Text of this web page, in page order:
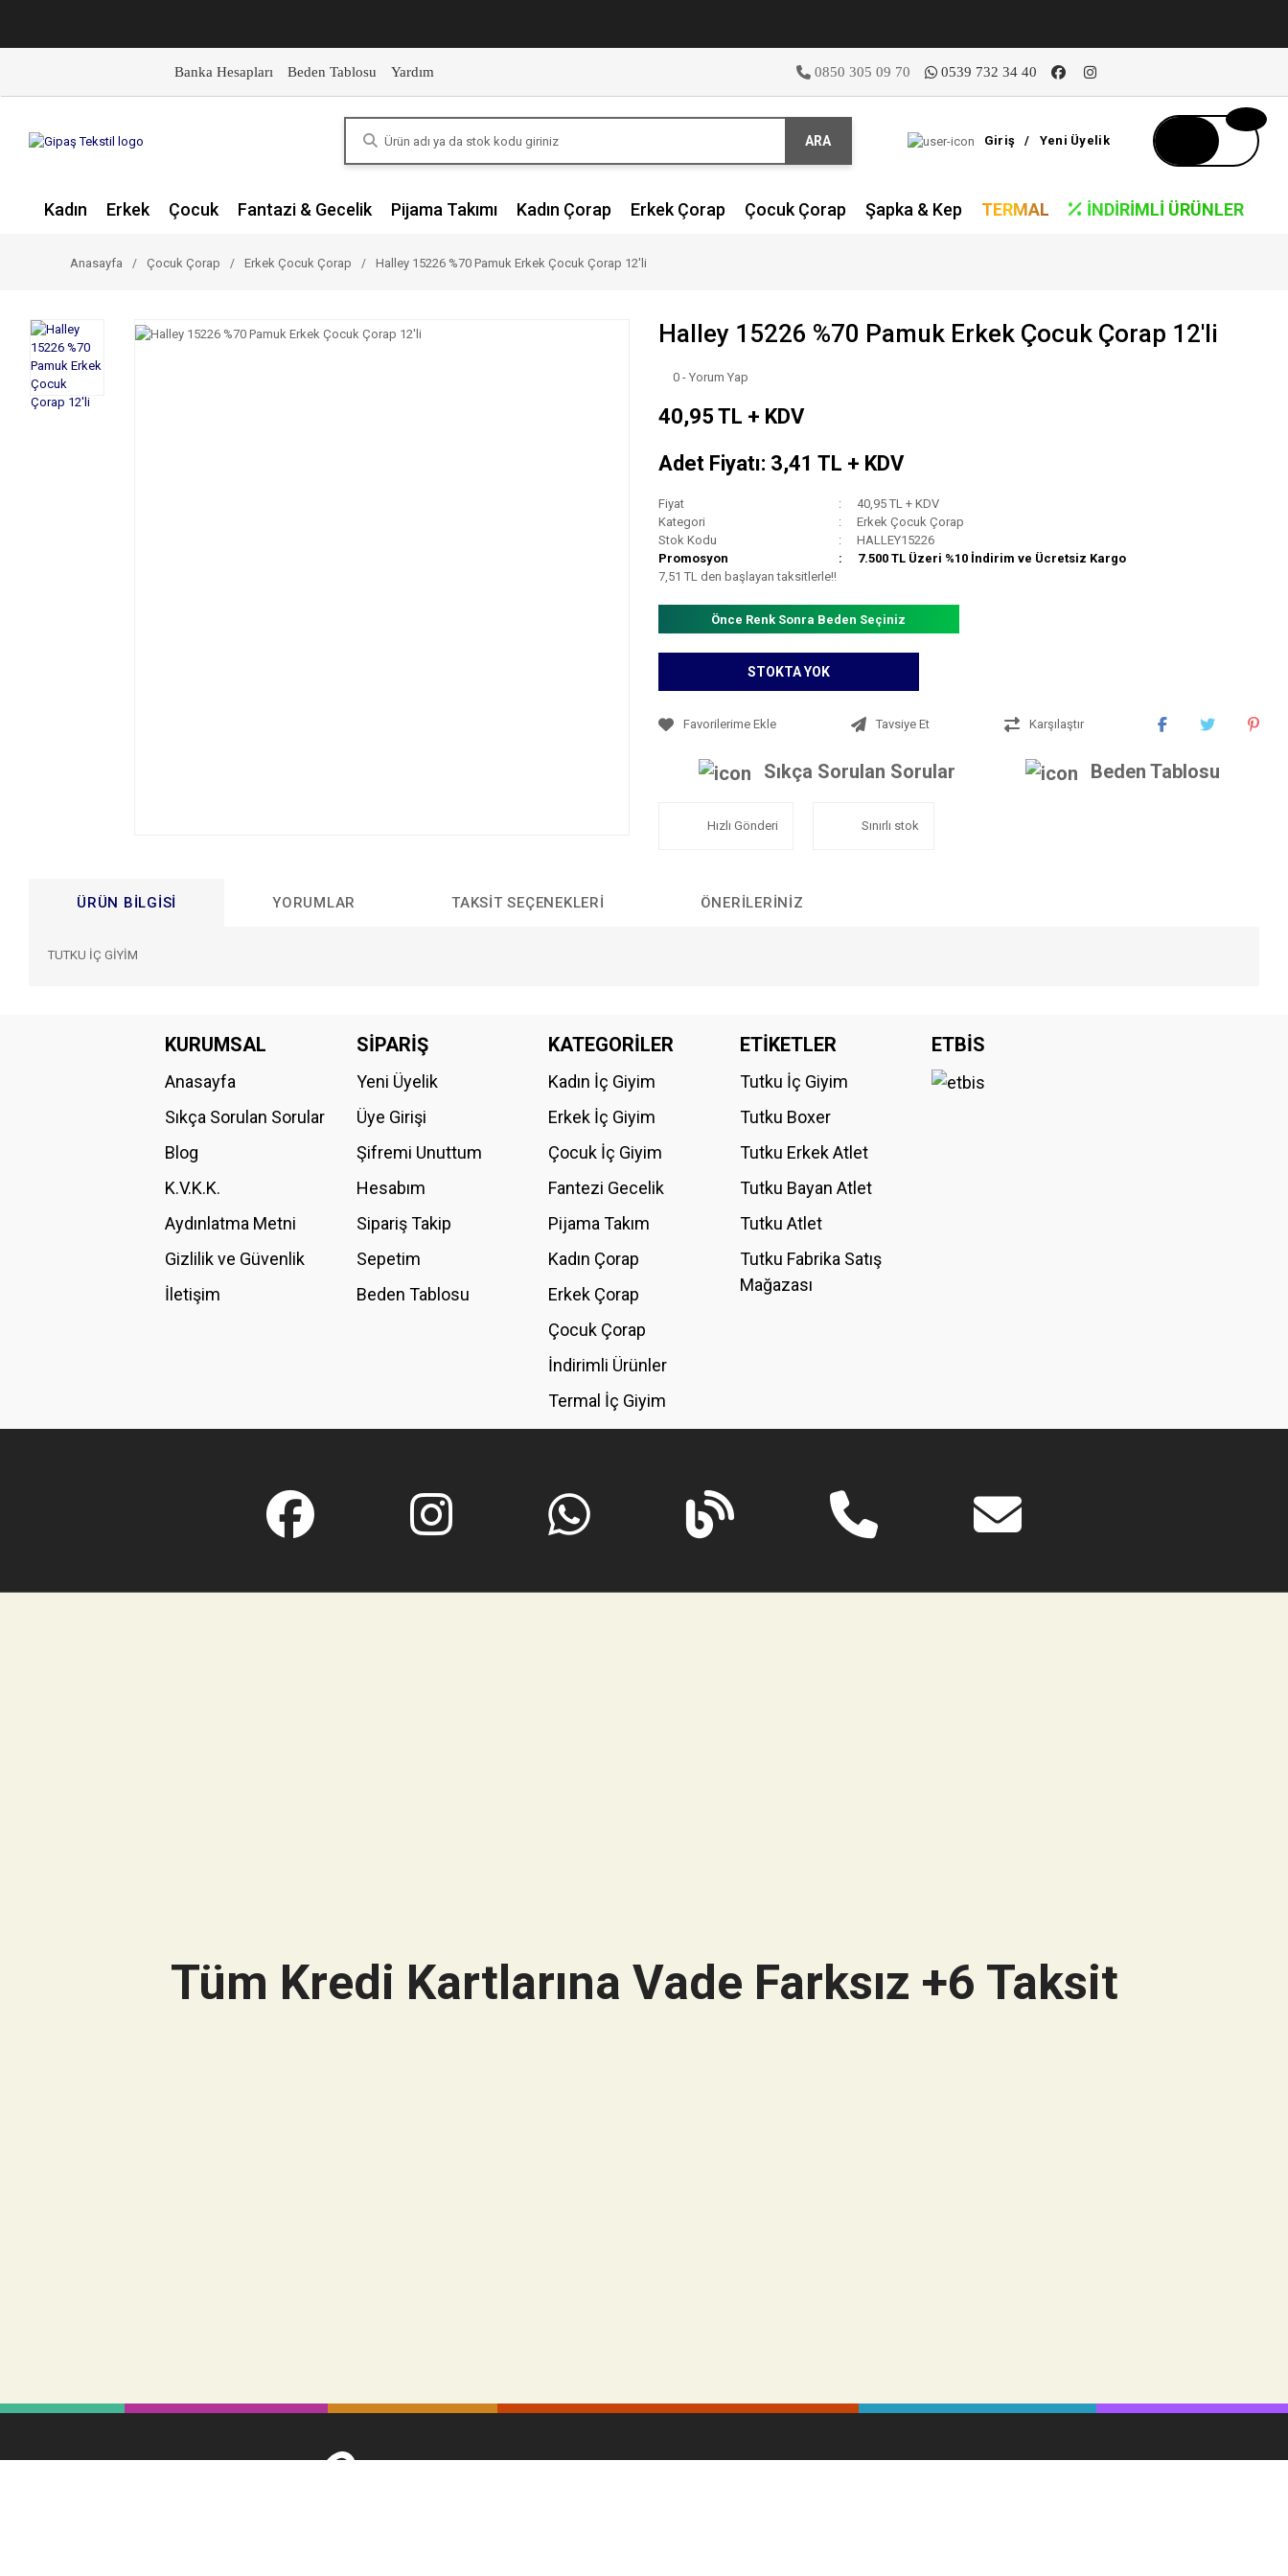
Banka Hesapları Beden Tablosu Yardım 0850 305 09 70 0539 732 34 40
ARA Giriş / Yeni Üyelik
Kadın Erkek Çocuk Fantazi & Gecelik Pijama Takımı Kadın Çorap Erkek Çorap Çocuk Çorap Şapka & Kep TERMAL İNDIRIMLI ÜRÜNLER
Anasayfa Çocuk Çorap Erkek Çocuk Çorap Halley 15226 %70 Pamuk Erkek Çocuk Çorap 12'li
Halley 15226 %70 Pamuk Erkek Çocuk Çorap 12'li
0 - Yorum Yap
40,95 TL + KDV
Adet Fiyatı: 3,41 TL + KDV
Fiyat
40,95 TL + KDV
Kategori
Erkek Çocuk Çorap
Stok Kodu
HALLEY15226
Promosyon
7.500 TL Üzeri %10 İndirim ve Ücretsiz Kargo
7,51 TL den başlayan taksitlerle!!
Önce Renk Sonra Beden Seçiniz
STOKTA YOK
Tavsiye Et Karşılaştır
Sıkça Sorulan Sorular Beden Tablosu
Hızlı Gönderi Sınırlı stok
ÜRÜN BILGISI YORUMLAR TAKSIT SEÇENEKLERI ÖNERILERINIZ
TUTKU İÇ GİYİM
Bu ürüne ilk yorumu siz yapın!
Ürün resmi kalitesiz, bozuk veya görüntülenemiyor.
Ürün fiyatı diğer sitelerden daha pahalı.
Bu ürüne benzer farklı alternatifler olmalı.
KURUMSAL
Anasayfa
Sıkça Sorulan Sorular
Blog
K.V.K.K.
Aydınlatma Metni
Gizlilik ve Güvenlik
İletişim
SİPARİŞ
Yeni Üyelik
Üye Girişi
Şifremi Unuttum
Hesabım
Sipariş Takip
Sepetim
Beden Tablosu
KATEGORİLER
Kadın İç Giyim
Erkek İç Giyim
Çocuk İç Giyim
Fantezi Gecelik
Pijama Takım
Kadın Çorap
Erkek Çorap
Çocuk Çorap
İndirimli Ürünler
Termal İç Giyim
ETİKETLER
Tutku İç Giyim
Tutku Boxer
Tutku Erkek Atlet
Tutku Bayan Atlet
Tutku Atlet
Tutku Fabrika Satış
Mağazası
ETBİS
Tüm Kredi Kartlarına Vade Farksız +6 Taksit